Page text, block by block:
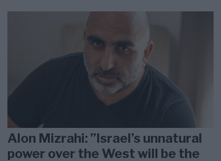
Alon Mizrahi: ”Israel’s unnatural
power over the West will be the